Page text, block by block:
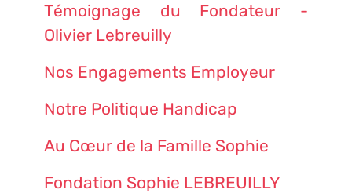
Témoignage du Fondateur -
Olivier Lebreuilly
Nos Engagements Employeur
Notre Politique Handicap
Au Cœur de la Famille Sophie
Fondation Sophie LEBREUILLY